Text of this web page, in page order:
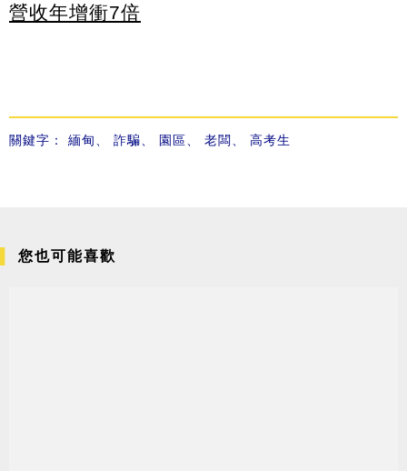
營收年增衝7倍
關鍵字： 緬甸 詐騙 園區 老闆 高考生
您也可能喜歡